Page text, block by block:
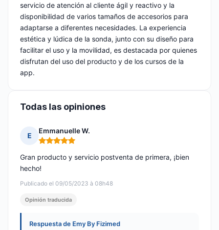
servicio de atención al cliente ágil y reactivo y la
disponibilidad de varios tamaños de accesorios para
adaptarse a diferentes necesidades. La experiencia
estética y lúdica de la sonda, junto con su diseño para
facilitar el uso y la movilidad, es destacada por quienes
disfrutan del uso del producto y de los cursos de la
app.
Todas las opiniones
E
Emmanuelle W.
Nota: 5 de 5
Publicado el 09/05/2023 à 08h48
Gran producto y servicio postventa de primera, ¡bien
hecho!
Opinión traducida
Respuesta de Emy By Fizimed